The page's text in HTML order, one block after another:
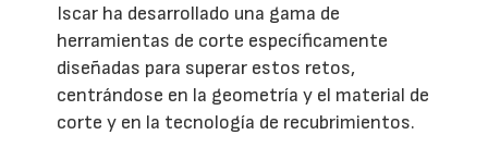
Iscar ha desarrollado una gama de
herramientas de corte específicamente
diseñadas para superar estos retos,
centrándose en la geometría y el material de
corte y en la tecnología de recubrimientos.